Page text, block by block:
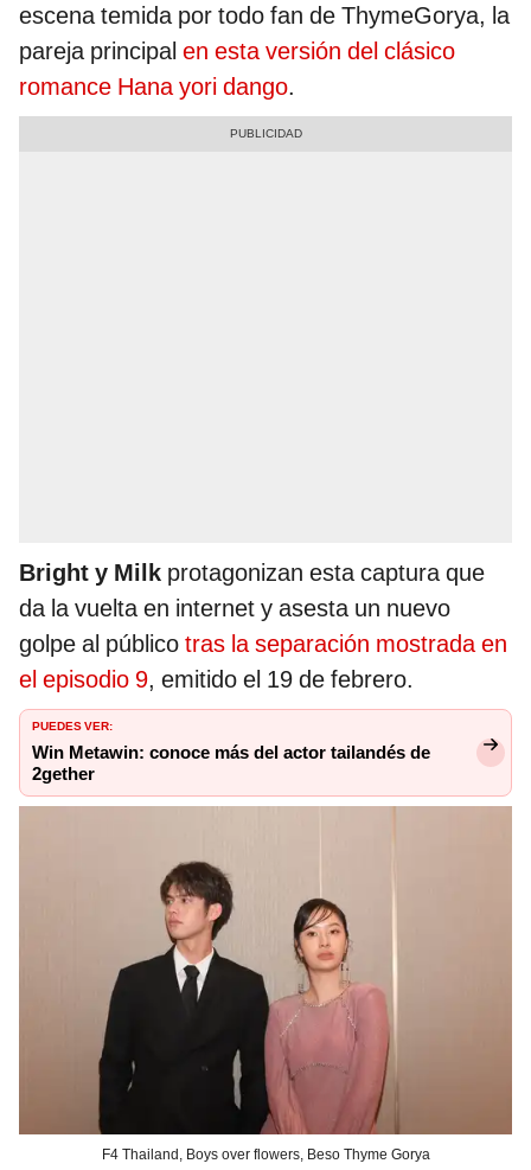
escena temida por todo fan de ThymeGorya, la
pareja principal en esta versión del clásico
romance Hana yori dango.
Bright y Milk protagonizan esta captura que
da la vuelta en internet y asesta un nuevo
golpe al público tras la separación mostrada en
el episodio 9, emitido el 19 de febrero.
PUEDES VER:
Win Metawin: conoce más del actor tailandés de
2gether
F4 Thailand, Boys over flowers, Beso Thyme Gorya